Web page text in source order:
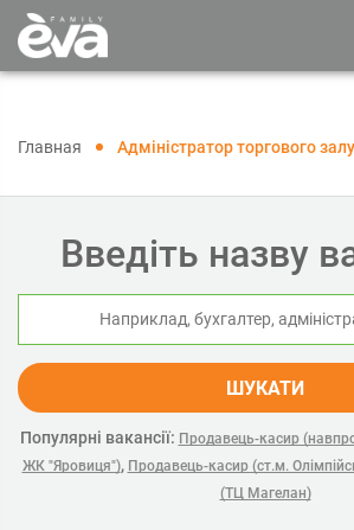
Главная Адміністратор торгового
Введіть назву
ШУКАТИ
Популярні вакансії: Продавець-касир
ЖК "Яровиця"), Продавець-касир (ст.м.
(ТЦ Магелан)